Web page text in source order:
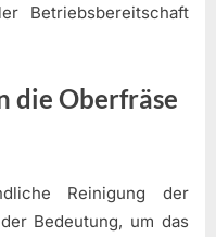
Betriebsbereitschaft
die Oberfräse
Reinigung der
Bedeutung, um das